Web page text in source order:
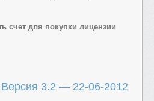
счет для покупки лицензии
3.2 — 22-06-2012